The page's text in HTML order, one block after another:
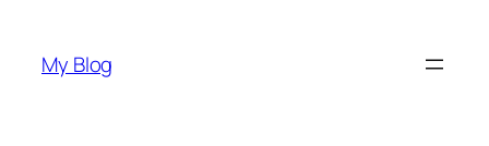
contenido
My Blog